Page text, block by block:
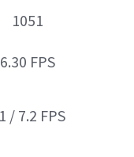
1051
6.30 FPS
/ 7.2 FPS